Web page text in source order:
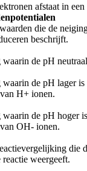
afstaat in een
die de
beschrijft.
de pH
de pH lager
H+ ionen.
de pH hoger
OH- ionen.
die
reactie weergeeft.